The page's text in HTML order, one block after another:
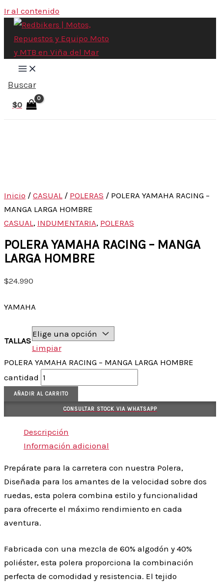
Ir al contenido
Buscar
$0
Inicio / CASUAL / POLERAS / POLERA YAMAHA RACING –
MANGA LARGA HOMBRE
CASUAL, INDUMENTARIA, POLERAS
POLERA YAMAHA RACING – MANGA
LARGA HOMBRE
$24.990
YAMAHA
TALLAS
Limpiar
POLERA YAMAHA RACING – MANGA LARGA HOMBRE
cantidad
AÑADIR AL CARRITO
CONSULTAR STOCK VIA WHATSAPP
Descripción
Información adicional
Prepárate para la carretera con nuestra Polera,
Diseñada para los amantes de la velocidad sobre dos
ruedas, esta polera combina estilo y funcionalidad
para ofrecerte el máximo rendimiento en cada
aventura.
Fabricada con una mezcla de 60% algodón y 40%
poliéster, esta polera proporciona la combinación
perfecta de comodidad y resistencia. El tejido